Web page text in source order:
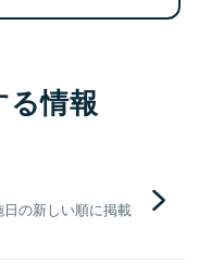
る情報
の新しい順に掲載